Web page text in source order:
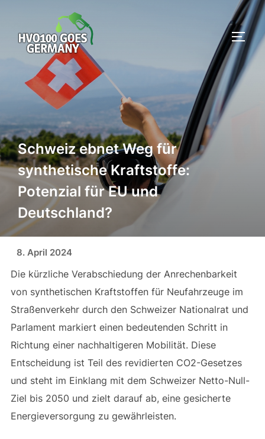
springen
Schweiz ebnet Weg für
synthetische Kraftstoffe:
Potenzial für EU und
Deutschland?
8. April 2024
Die kürzliche Verabschiedung der Anrechenbarkeit
von synthetischen Kraftstoffen für Neufahrzeuge im
Straßenverkehr durch den Schweizer Nationalrat und
Parlament markiert einen bedeutenden Schritt in
Richtung einer nachhaltigeren Mobilität. Diese
Entscheidung ist Teil des revidierten CO2-Gesetzes
und steht im Einklang mit dem Schweizer Netto-Null-
Ziel bis 2050 und zielt darauf ab, eine gesicherte
Energieversorgung zu gewährleisten.